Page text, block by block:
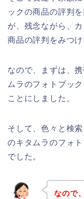
ックの商品の評判
が、残念ながら、
商品の評判をみつ
なので、まずは、
ムラのフォトブッ
ことにしました。
そして、色々と検
のキタムラのフォ
でした。
なので